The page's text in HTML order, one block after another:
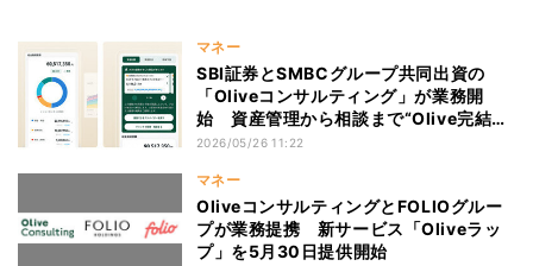
マネー
SBI証券とSMBCグループ共同出資の
「Oliveコンサルティング」が業務開
始 資産管理から相談まで“Olive完結
型”へ
2026/05/26 11:22
マネー
OliveコンサルティングとFOLIOグルー
プが業務提携 新サービス「Oliveラッ
プ」を5月30日提供開始